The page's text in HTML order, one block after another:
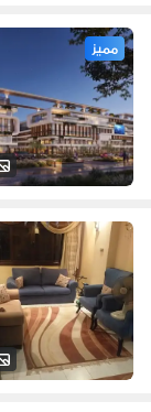
مميز